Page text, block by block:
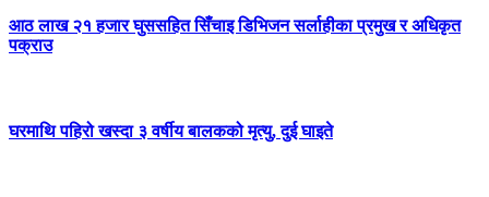
आठ लाख २१ हजार घुससहित सिँचाइ डिभिजन सर्लाहीका प्रमुख र अधिकृत
पक्राउ
घरमाथि पहिरो खस्दा ३ वर्षीय बालकको मृत्यु, दुई घाइते